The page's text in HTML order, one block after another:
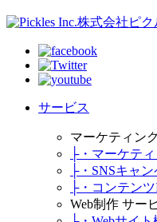
株式会社ピク
サービス
マーケティン
├・マーケテ
├・SNSキャ
├・コンテン
Web制作 サー